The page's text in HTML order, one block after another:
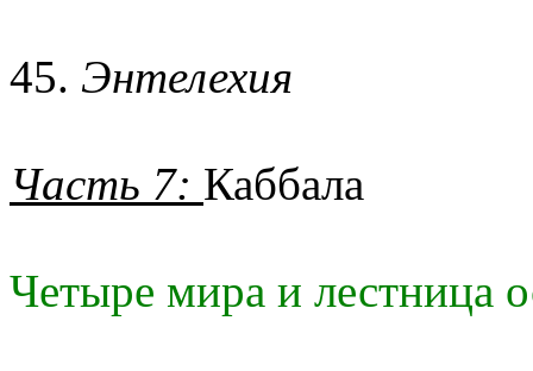
45. Энтелехия
Часть 7: Каббала
Четыре мира и лестница